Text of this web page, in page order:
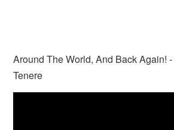
Around The World, And Back Again!
Tenere